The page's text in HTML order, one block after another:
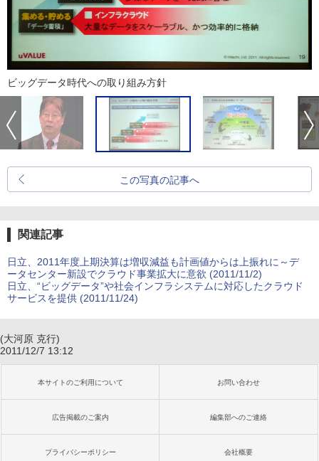
ビッグデータ時代への取り組み方針
この写真の記事へ
関連記事
日立、2011年度上期決算は増収減益も計画値からは上振れに～デ
ータセンター新設でクラウド事業拡大に意欲 (2011/11/2)
日立、“ビッグデータ”や社会インフラシステムに対応したクラウド
サービスを提供 (2011/11/24)
(大河原 克行)
2011/12/7 13:12
本サイトのご利用について お問い合わせ
広告掲載のご案内 編集部へのご連絡
プライバシーポリシー 会社概要